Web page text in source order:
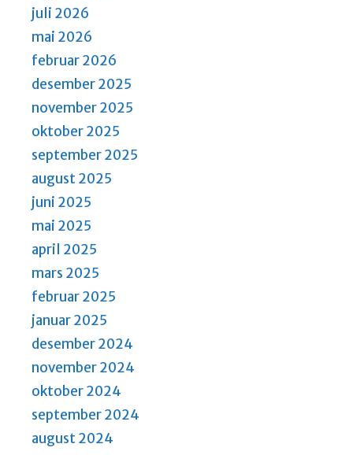
juli 2026
mai 2026
februar 2026
desember 2025
november 2025
oktober 2025
september 2025
august 2025
juni 2025
mai 2025
april 2025
mars 2025
februar 2025
januar 2025
desember 2024
november 2024
oktober 2024
september 2024
august 2024